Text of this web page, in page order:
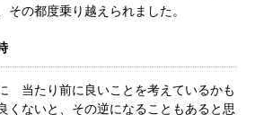
その都度乗り越えられました。
当たり前に良いことを考えているかも
くないと、その逆になることもあると思